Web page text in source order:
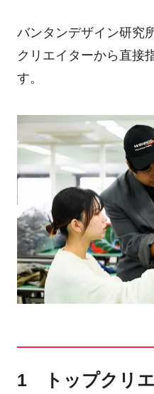
バンタンデザイン研究
クリエイターから直接
す。
1 トップクリエ